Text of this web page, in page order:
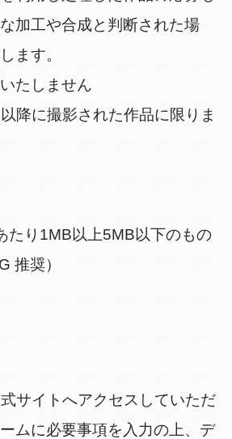
加工や合成と判断された場
ます。
たしません
降に撮影された作品に限りま
たり1MB以上5MB以下のもの
推奨）
サイトへアクセスしていただ
ムに必要事項を入力の上、デ